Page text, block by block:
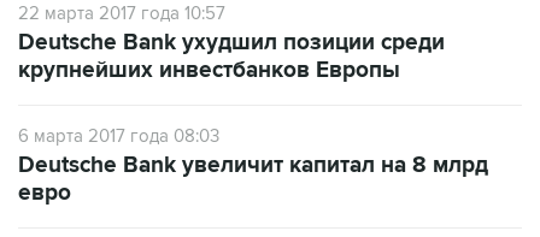
22 марта 2017 года 10:57
Deutsche Bank ухудшил позиции среди
крупнейших инвестбанков Европы
6 марта 2017 года 08:03
Deutsche Bank увеличит капитал на 8 млрд
евро